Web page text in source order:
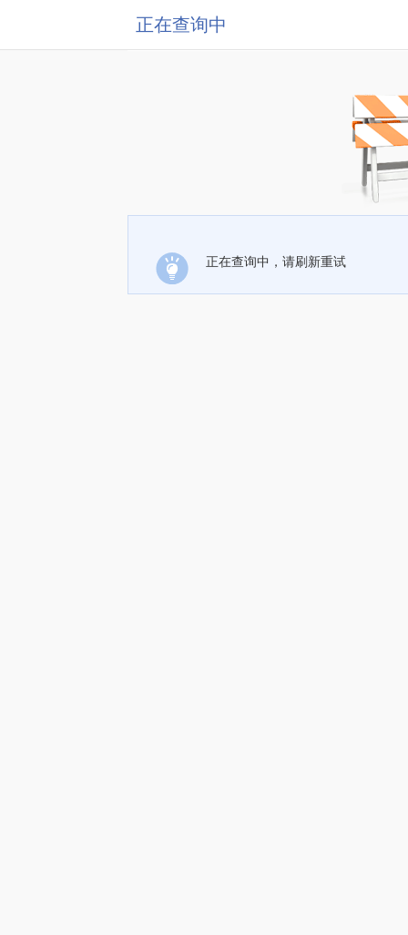
正在查询中
正在查询中，请刷新重试